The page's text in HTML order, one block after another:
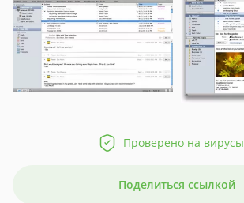
Проверено на вирусы
Поделиться ссылкой